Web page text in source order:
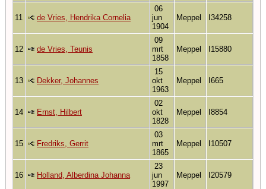
11 de Vries, Hendrika Cornelia
06
jun
1904
Meppel I34258
12 de Vries, Teunis
09
mrt
1858
Meppel I15880
13 Dekker, Johannes
15
okt
1963
Meppel I665
14 Ernst, Hilbert
02
okt
1828
Meppel I8854
15 Fredriks, Gerrit
03
mrt
1865
Meppel I10507
16 Holland, Alberdina Johanna
23
jun
1997
Meppel I20579